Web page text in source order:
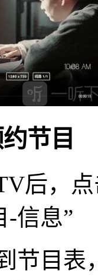
节目
后，
-信息”
节目